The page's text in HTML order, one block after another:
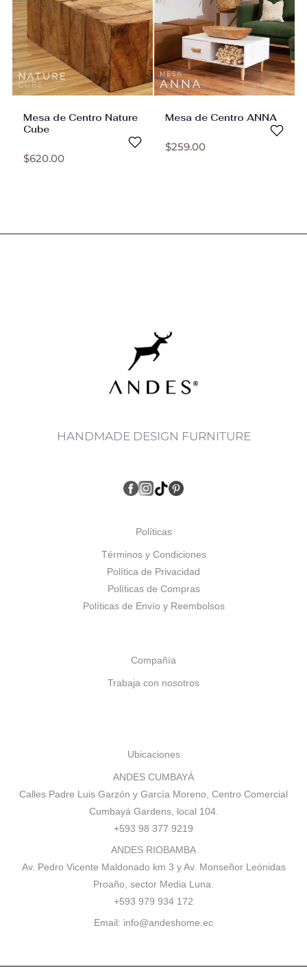
Mesa de Centro Nature
Cube
$620.00
Mesa de Centro ANNA
$259.00
HANDMADE DESIGN FURNITURE
Políticas
Términos y Condiciones
Política de Privacidad
Políticas de Compras
Políticas de Envío y Reembolsos
Compañía
Trabaja con nosotros
Ubicaciones
ANDES CUMBAYÁ
Calles Padre Luis Garzón y García Moreno, Centro Comercial
Cumbayá Gardens, local 104.
+593 98 377 9219
ANDES RIOBAMBA
Av. Pedro Vicente Maldonado km 3 y Av. Monseñor Leónidas
Proaño, sector Media Luna.
+593 979 934 172
Email: info@andeshome.ec